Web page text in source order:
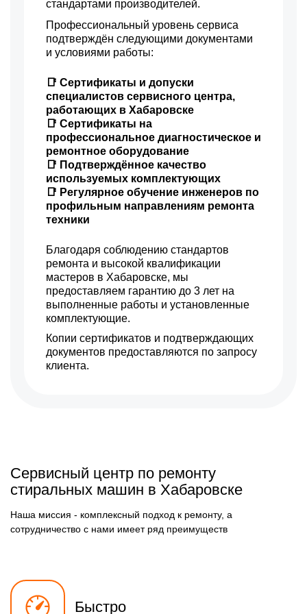
противовеса
Замена нижнего
противовеса
3450 р
Замена бака
3450 р
Замена опоры бака
2800 р
Ремонт аквастопа
1800 р
Замена селектора
1800 р
Заказать
Замена шторок барабана
1750 р
Замена пружин
1750 р
стандартами производителей.
Профессиональный уровень сервиса
подтверждён следующими документами
и условиями работы:
📑 Сертификаты и допуски
специалистов сервисного центра,
работающих в Хабаровске
📑 Сертификаты на
профессиональное диагностическое и
ремонтное оборудование
📑 Подтверждённое качество
используемых комплектующих
📑 Регулярное обучение инженеров по
профильным направлениям ремонта
техники
Благодаря соблюдению стандартов
ремонта и высокой квалификации
мастеров в Хабаровске, мы
предоставляем гарантию до 3 лет на
выполненные работы и установленные
комплектующие.
Копии сертификатов и подтверждающих
документов предоставляются по запросу
клиента.
Сервисный центр по ремонту
стиральных машин в Хабаровске
Наша миссия - комплексный подход к ремонту, а
сотрудничество с нами имеет ряд преимуществ
Быстро